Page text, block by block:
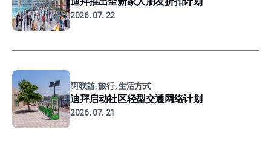
2026. 07. 22
阿联酋, 旅行, 生活方式
迪拜启动社区轻型交通网络计划
2026. 07. 21